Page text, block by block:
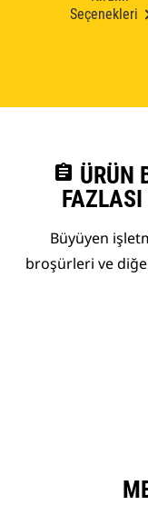
Seçenekleri
assignment ÜRÜN
Büyüyen
broşürleri ve